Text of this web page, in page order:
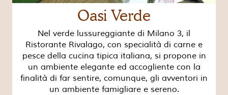
Oasi Verde
Nel verde lussureggiante di Milano 3, il
Ristorante Rivalago, con specialità di carne e
pesce della cucina tipica italiana, si propone in
un ambiente elegante ed accogliente con la
finalità di far sentire, comunque, gli avventori in
un ambiente famigliare e sereno.